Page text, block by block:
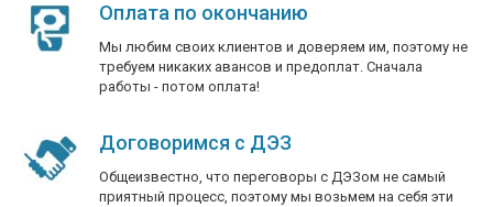
Оплата по окончанию
Мы любим своих клиентов и доверяем им, поэтому не
требуем никаких авансов и предоплат. Сначала
работы - потом оплата!
Договоримся с ДЭЗ
Общеизвестно, что переговоры с ДЭЗом не самый
приятный процесс, поэтому мы возьмем на себя эти